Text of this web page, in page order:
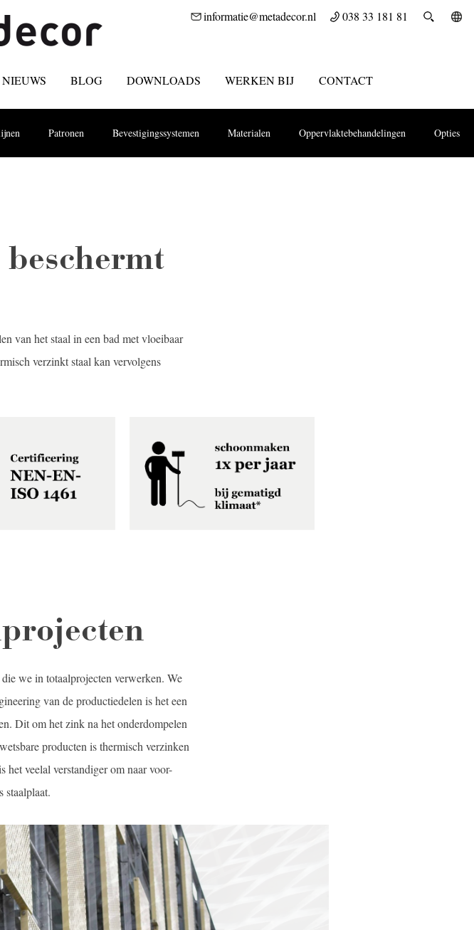
informatie@metadecor.nl 038 33 181 81
NIEUWS BLOG DOWNLOADS WERKEN BIJ CONTACT
Patronen Bevestigingssystemen Materialen Oppervlaktebehandelingen Opties
van het staal in een bad met vloeibaar
verzinkt staal kan vervolgens
we in totaalprojecten verwerken. We
van de productiedelen is het een
Dit om het zink na het onderdompelen
producten is thermisch verzinken
veelal verstandiger om naar voor-
staalplaat.